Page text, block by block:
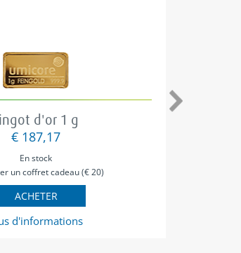
d'or 1 g
€ 187,17
En stock
un coffret cadeau (€ 20)
ACHETER
d'informations